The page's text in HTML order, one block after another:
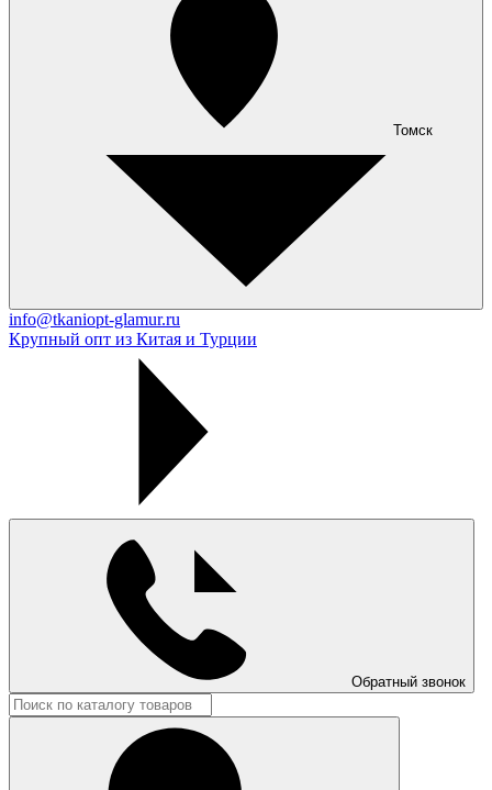
Томск
info@tkaniopt-glamur.ru
Крупный опт из Китая и Турции
Обратный звонок